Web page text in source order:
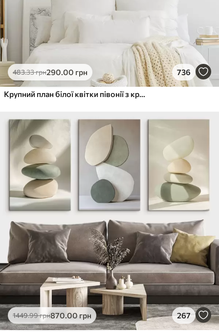
483.33грн290.00 грн 736
Крупний план білої квітки півонії з крапельками води на пелюстках на розмитому фоні
1449.99грн870.00 грн 267